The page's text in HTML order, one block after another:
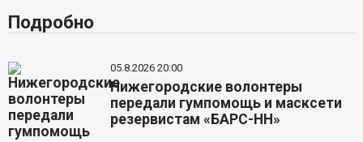
Подробно
05.8.2026 20:00
Нижегородские волонтеры
передали гумпомощь и масксети
резервистам «БАРС-НН»